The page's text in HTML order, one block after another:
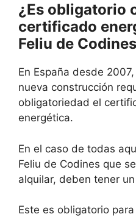
¿Es obligatorio
certificado
Feliu de
En España desde
nueva construcción
obligatoriedad el
energética.
En el caso de todas
Feliu de Codines que
alquilar, deben tener
Este es obligatorio